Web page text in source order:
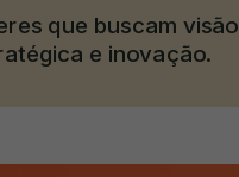
que buscam visão
e inovação.